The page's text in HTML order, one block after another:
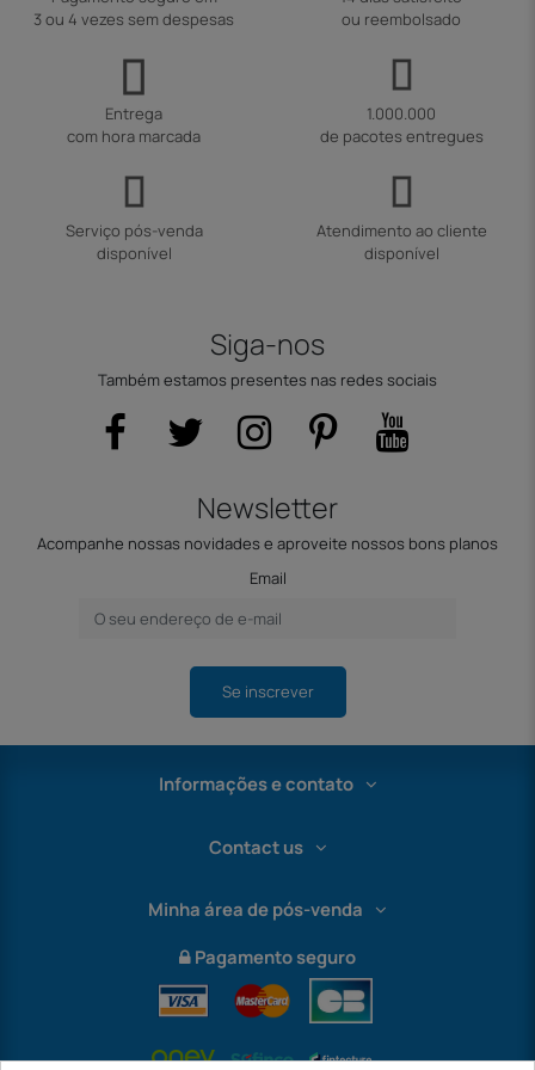
3 ou 4 vezes sem despesas
ou reembolsado
Entrega
com hora marcada
1.000.000
de pacotes entregues
Serviço pós-venda
disponível
Atendimento ao cliente
disponível
Siga-nos
Também estamos presentes nas redes sociais
Newsletter
Acompanhe nossas novidades e aproveite nossos bons planos
Email
Se inscrever
Informações e contato
Contact us
Minha área de pós-venda
Pagamento seguro